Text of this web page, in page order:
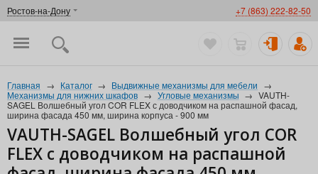
Ростов-на-Дону +7 (863) 222-82-50
Главная → Каталог → Выдвижные механизмы для мебели →
Механизмы для нижних шкафов → Угловые механизмы → VAUTH-
SAGEL Волшебный угол COR FLEX с доводчиком на распашной фасад,
ширина фасада 450 мм, ширина корпуса - 900 мм
VAUTH-SAGEL Волшебный угол COR
FLEX с доводчиком на распашной